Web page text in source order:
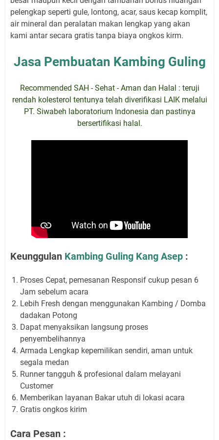
pelengkap seperti gule, lontong, acar, saus kecap komplit,
air mineral dan peralatan makan lengkap yang akan
kami antar secara gratis tanpa biaya ongkos kirm.
Jasa Pembuatan Kambing Guling
Recommended SAH - Sehat - Aman dan Halal : teruji
rendah kolesterol tentunya telah diverifikasi LAIK melalui
PT. Siwabeh laboratorium Indonesia dan pastinya
bersertifikasi halal.
Keunggulan Kambing Guling Kang Asep :
Proses Cepat, pemesanan Responsif cukup pesan 6
Jam sebelum acara
Lebih Fresh dengan menggunakan Kambing / Domba
dadakan Potong
Dapat menyaksikan langsung proses
penyembelihannya
Armada Lengkap kepemilikan sendiri, aman untuk
segala medan
Runner tangguh & profesional dalam melayani
Customer
Memberikan layanan Bakar utuh di lokasi acara
Gratis ongkos kirim
Cara Pesan :